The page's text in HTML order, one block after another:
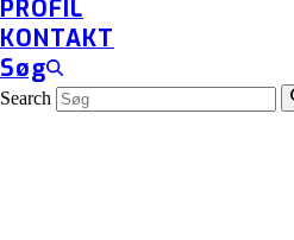
PROFIL
KONTAKT
Søg
Search